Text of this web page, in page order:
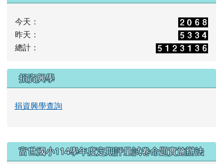
今天：
昨天：
總計：
捐資興學
捐資興學查詢
右邊區域內容
富世國小114學年度定期評量試卷命題實施辦法